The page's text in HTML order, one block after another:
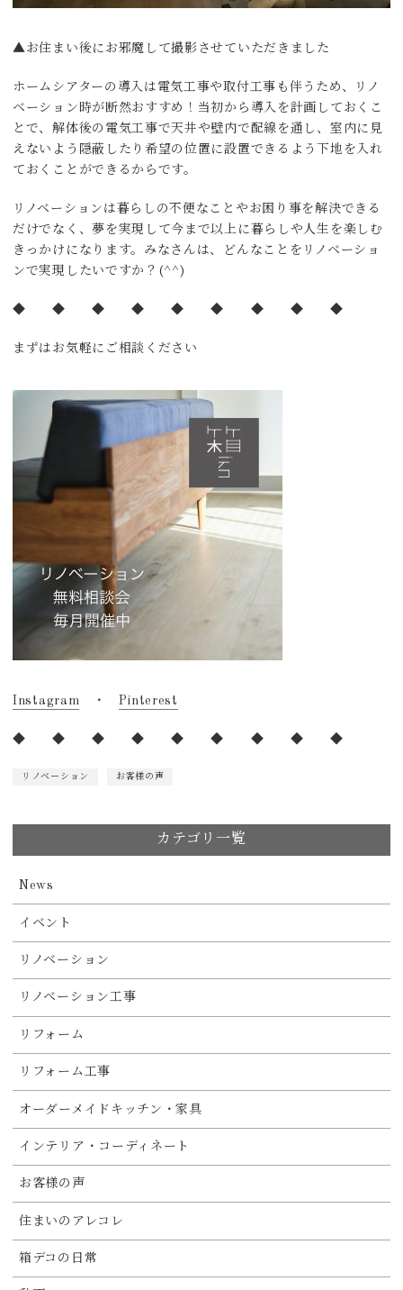
▲お住まい後にお邪魔して撮影させていただきました
ホームシアターの導入は電気工事や取付工事も伴うため、リノ
ベーション時が断然おすすめ！当初から導入を計画しておくこ
とで、解体後の電気工事で天井や壁内で配線を通し、室内に見
えないよう隠蔽したり希望の位置に設置できるよう下地を入れ
ておくことができるからです。
リノベーションは暮らしの不便なことやお困り事を解決できる
だけでなく、夢を実現して今まで以上に暮らしや人生を楽しむ
きっかけになります。みなさんは、どんなことをリノベーショ
ンで実現したいですか？(^^)
◆ ◆ ◆ ◆ ◆ ◆ ◆ ◆ ◆
まずはお気軽にご相談ください
Instagram ・Pinterest
◆ ◆ ◆ ◆ ◆ ◆ ◆ ◆ ◆
リノベーション お客様の声
カテゴリ一覧
News
イベント
リノベーション
リノベーション工事
リフォーム
リフォーム工事
オーダーメイドキッチン・家具
インテリア・コーディネート
お客様の声
住まいのアレコレ
箱デコの日常